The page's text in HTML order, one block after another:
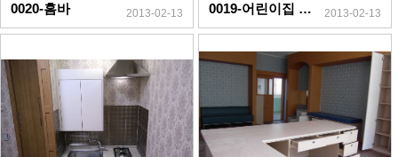
0020-홈바 2013-02-13 0019-어린이집 수납장 2013-02-13